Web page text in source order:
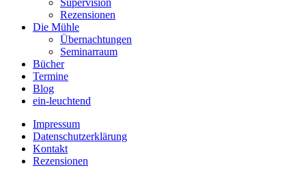
Supervision
Rezensionen
Die Mühle
Übernachtungen
Seminarraum
Bücher
Termine
Blog
ein-leuchtend
Impressum
Datenschutzerklärung
Kontakt
Rezensionen